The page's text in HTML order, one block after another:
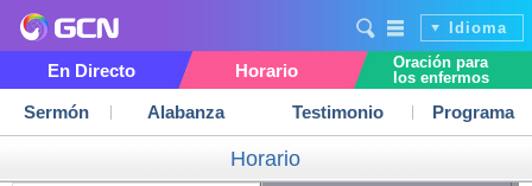
Idioma
En Directo Horario
Oración para
los enfermos
Sermón Alabanza Testimonio Programa
Horario